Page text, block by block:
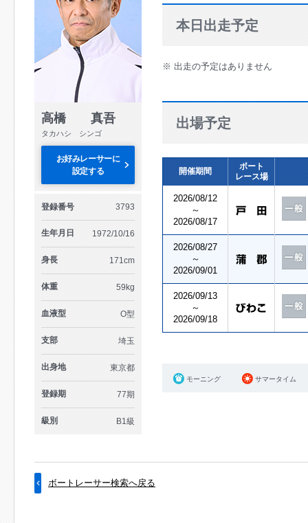
高橋 真吾
タカハシ シンゴ
お好みレーサーに
設定する
登録番号 3793
生年月日 1972/10/16
身長 171cm
体重 59kg
血液型 O型
支部 埼玉
出身地 東京都
登録期 77期
級別 B1級
本日出走予定
※ 出走の予定はありません
出場予定
開催期間
ボート
レース場
2026/08/12
～
2026/08/17
2026/08/27
～
2026/09/01
2026/09/13
～
2026/09/18
モーニング サマータイム
ボートレーサー検索へ戻る